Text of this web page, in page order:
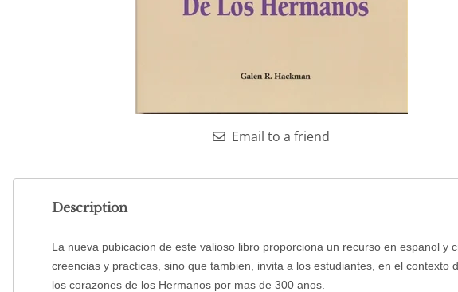
Email to a friend
Description
La nueva pubicacion de este valioso libro proporciona un recurso en espanol
creencias y practicas, sino que tambien, invita a los estudiantes, en el
los corazones de los Hermanos por mas de 300 anos.